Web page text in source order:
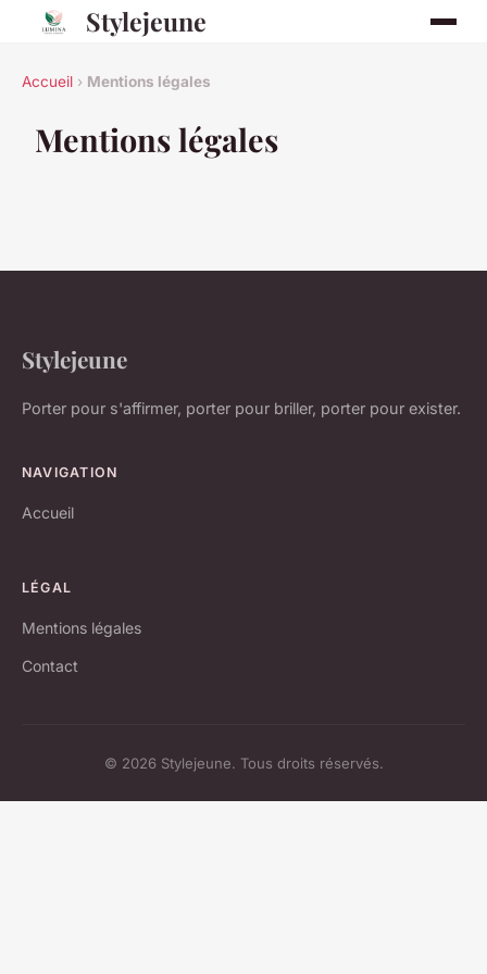
Stylejeune
Accueil › Mentions légales
Mentions légales
Stylejeune
Porter pour s'affirmer, porter pour briller, porter pour exister.
NAVIGATION
Accueil
LÉGAL
Mentions légales
Contact
© 2026 Stylejeune. Tous droits réservés.